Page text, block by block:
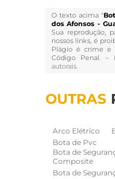
O texto acima "
dos Afonsos -
Sua reprodução,
nossos links, é
Plágio é crime e
Código Penal. –
autorais.
OUTRAS
Arco Elétrico
Bota de Pvc
Bota de
Composite
Bota de